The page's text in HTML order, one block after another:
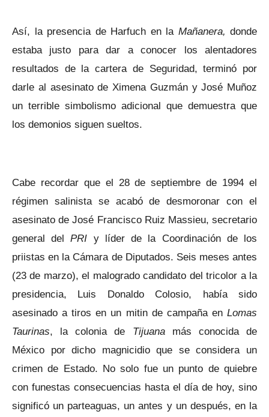
Así, la presencia de Harfuch en la Mañanera, donde
estaba justo para dar a conocer los alentadores
resultados de la cartera de Seguridad, terminó por
darle al asesinato de Ximena Guzmán y José Muñoz
un terrible simbolismo adicional que demuestra que
los demonios siguen sueltos.
Cabe recordar que el 28 de septiembre de 1994 el
régimen salinista se acabó de desmoronar con el
asesinato de José Francisco Ruiz Massieu, secretario
general del PRI y líder de la Coordinación de los
priistas en la Cámara de Diputados. Seis meses antes
(23 de marzo), el malogrado candidato del tricolor a la
presidencia, Luis Donaldo Colosio, había sido
asesinado a tiros en un mitin de campaña en Lomas
Taurinas, la colonia de Tijuana
más conocida de
México por dicho magnicidio que se considera un
crimen de Estado. No solo fue un punto de quiebre
con funestas consecuencias hasta el día de hoy, sino
significó un parteaguas, un antes y un después, en la